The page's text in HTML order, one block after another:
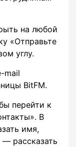
на любой
«Отправьте
углу.
mail
BitFM.
перейти к
В
имя,
рассказать